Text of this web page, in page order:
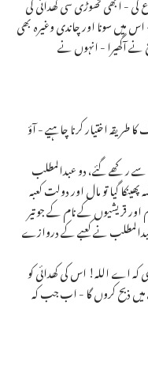
میں سونا اور چاندی وغیرہ بھی
نے آگھیرا - انہوں نے
طریقہ اختیار کرنا چاہیے - آؤ
سے رکھے گئے، دو عبدالمطلب
گیا تو مال اور دولت کعبہ
قریشیوں کے نام کے جو تیر
عبدالمطلب نے کعبے کے دروازے
کہ اے اللہ! اس کی کھدائی کو
میں ذبح کروں گا - اب جب کہ